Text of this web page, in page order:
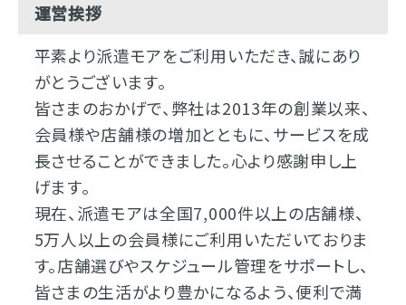
運営挨拶
平素より派遣モアをご利用いただき、誠にあり
がとうございます。
皆さまのおかげで、弊社は2013年の創業以来、
会員様や店舗様の増加とともに、サービスを成
長させることができました。心より感謝申し上
げます。
現在、派遣モアは全国7,000件以上の店舗様、
5万人以上の会員様にご利用いただいておりま
す。店舗選びやスケジュール管理をサポートし、
皆さまの生活がより豊かになるよう、便利で満